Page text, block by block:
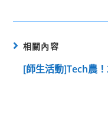
相關內容
[師生活動]Tech農